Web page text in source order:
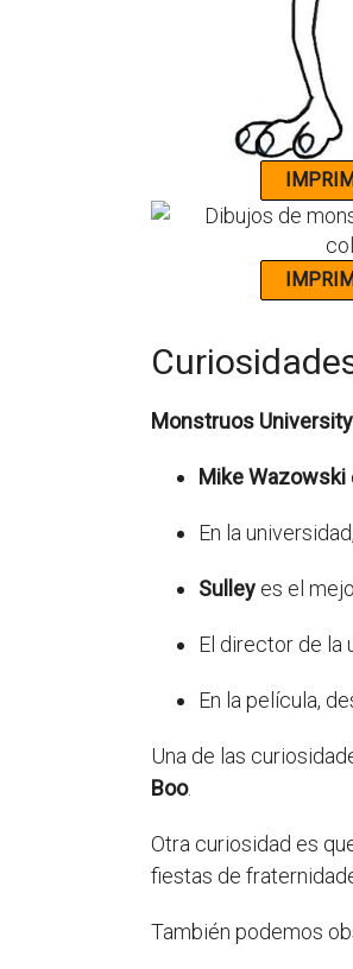
Monstruos University
Mike Wazowski
En la
Sulley es el
El director de la
En la película,
Una de las
Boo.
Otra curiosidad es
fiestas de
También podemos